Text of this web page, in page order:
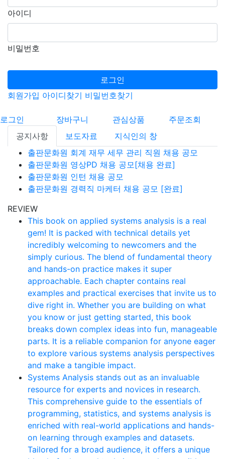
아이디
비밀번호
로그인
회원가입 아이디찾기 비밀번호찾기
로그인 장바구니 관심상품
주문조회
공지사항
보도자료
지식인의 창
출판문화원 회계 재무 세무 관리 직원 채용 공모
출판문화원 영상PD 채용 공모[채용 완료]
출판문화원 인턴 채용 공모
출판문화원 경력직 마케터 채용 공모 [완료]
REVIEW
This book on applied systems analysis is a real
gem! It is packed with technical details yet
incredibly welcoming to newcomers and the
simply curious. The blend of fundamental theory
and hands-on practice makes it super
approachable. Each chapter contains real
examples and practical exercises that invite us to
dive right in. Whether you are building on what
you know or just getting started, this book
breaks down complex ideas into fun, manageable
parts. It is a reliable companion for anyone eager
to explore various systems analysis perspectives
and make a tangible impact.
Systems Analysis stands out as an invaluable
resource for experts and novices in research.
This comprehensive guide to the essentials of
programming, statistics, and systems analysis is
enriched with real-world applications and hands-
on learning through examples and datasets.
Tailored for a broad audience, it offers a unique